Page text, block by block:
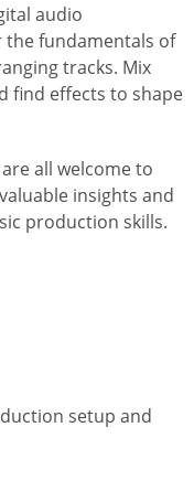
audio
the fundamentals of
tracks. Mix
find effects to shape
all welcome to
insights and
production skills.